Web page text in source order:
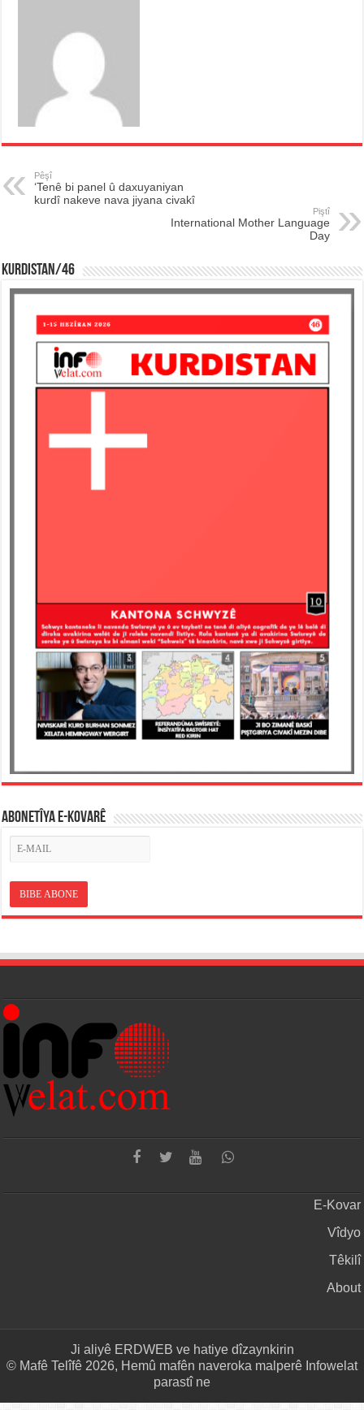
Pêşî
‘Tenê bi panel û daxuyaniyan
kurdî nakeve nava jiyana civakî
Piştî
International Mother Language
Day
KURDISTAN/46
ABONETÎYA E-KOVARÊ
E-Kovar
Vîdyo
Têkilî
About
Ji aliyê ERDWEB ve hatiye dîzaynkirin
© Mafê Telîfê 2026, Hemû mafên naveroka malperê Infowelat
parastî ne